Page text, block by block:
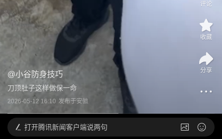
@小谷防身技巧
刀顶肚子这样做保一命
2026-05-12 16:10 发布于安徽
评论
收藏
分享
打开腾讯新闻客户端说两句